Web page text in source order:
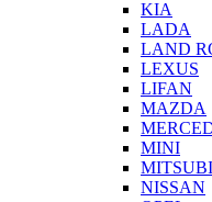
KIA
LADA
LAND
LEXUS
LIFAN
MAZDA
MINI
NISSAN